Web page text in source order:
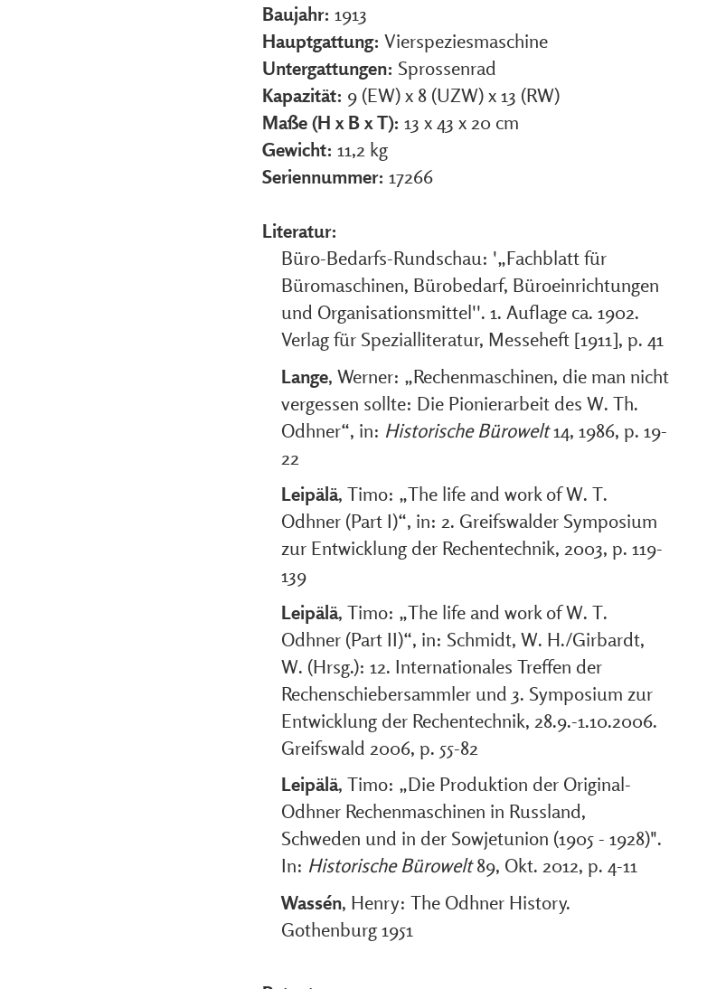
Baujahr: 1913
Hauptgattung: Vierspeziesmaschine
Untergattungen: Sprossenrad
Kapazität: 9 (EW) x 8 (UZW) x 13 (RW)
Maße (H x B x T): 13 x 43 x 20 cm
Gewicht: 11,2 kg
Seriennummer: 17266
Literatur:
Büro-Bedarfs-Rundschau: '„Fachblatt für
Büromaschinen, Bürobedarf, Büroeinrichtungen
und Organisationsmittel''. 1. Auflage ca. 1902.
Verlag für Spezialliteratur, Messeheft [1911], p. 41
Lange, Werner: „Rechenmaschinen, die man nicht
vergessen sollte: Die Pionierarbeit des W. Th.
Odhner“, in: Historische Bürowelt14, 1986, p. 19-
22
Leipälä, Timo: „The life and work of W. T.
Odhner (Part I)“, in: 2. Greifswalder Symposium
zur Entwicklung der Rechentechnik, 2003, p. 119-
139
Leipälä, Timo: „The life and work of W. T.
Odhner (Part II)“, in: Schmidt, W. H./Girbardt,
W. (Hrsg.): 12. Internationales Treffen der
Rechenschiebersammler und 3. Symposium zur
Entwicklung der Rechentechnik, 28.9.-1.10.2006.
Greifswald 2006, p. 55-82
Leipälä, Timo: „Die Produktion der Original-
Odhner Rechenmaschinen in Russland,
Schweden und in der Sowjetunion (1905 - 1928)".
In: Historische Bürowelt89, Okt. 2012, p. 4-11
Wassén, Henry: The Odhner History.
Gothenburg 1951